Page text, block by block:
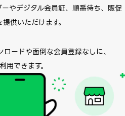
やデジタル会員証、順番待ち、販促
供いただけます。
ードや面倒な会員登録なしに、
できます。